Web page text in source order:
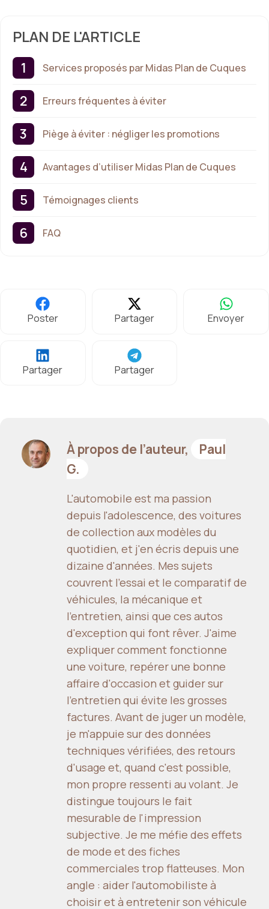
PLAN DE L'ARTICLE
Services proposés par Midas Plan de Cuques
Erreurs fréquentes à éviter
Piège à éviter : négliger les promotions
Avantages d’utiliser Midas Plan de Cuques
Témoignages clients
FAQ
Poster Partager Envoyer
Partager Partager
À propos de l’auteur,
Paul
G.
L'automobile est ma passion
depuis l'adolescence, des voitures
de collection aux modèles du
quotidien, et j'en écris depuis une
dizaine d'années. Mes sujets
couvrent l'essai et le comparatif de
véhicules, la mécanique et
l'entretien, ainsi que ces autos
d'exception qui font rêver. J'aime
expliquer comment fonctionne
une voiture, repérer une bonne
affaire d'occasion et guider sur
l'entretien qui évite les grosses
factures. Avant de juger un modèle,
je m'appuie sur des données
techniques vérifiées, des retours
d'usage et, quand c'est possible,
mon propre ressenti au volant. Je
distingue toujours le fait
mesurable de l'impression
subjective. Je me méfie des effets
de mode et des fiches
commerciales trop flatteuses. Mon
angle : aider l'automobiliste à
choisir et à entretenir son véhicule